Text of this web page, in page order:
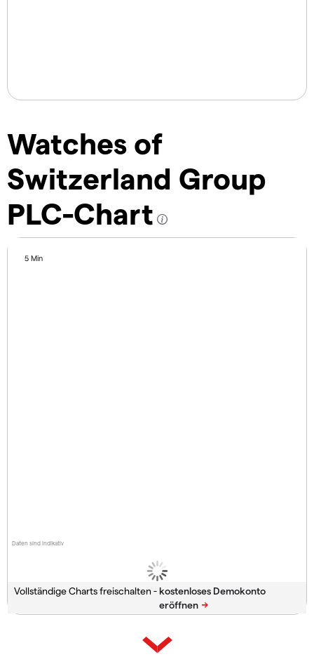
Watches of
Switzerland Group
PLC-Chart
Daten sind indikativ
5 Min
Vollständige Charts freischalten -